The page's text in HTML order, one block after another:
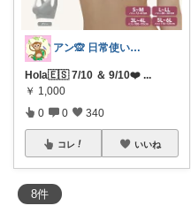
8件
アン🙊 日常使い 欲しい物
Hola🇪🇸 7/10 ＆ 9/10❤️ ...
￥ 1,000
0 0 340
コレ いいね